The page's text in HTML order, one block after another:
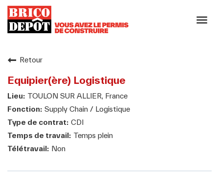
Notre enseigne
Notre culture
Nos engagements responsables
Nos métiers
Retour
Equipier(ère) Logistique
TOULON SUR ALLIER, France
Supply Chain / Logistique
CDI
Temps plein
Non